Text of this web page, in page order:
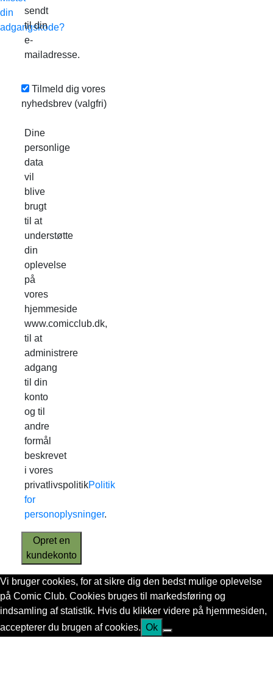
din
adgangskode?
sendt
til din
e-
mailadresse.
Tilmeld dig vores
nyhedsbrev (valgfri)
Dine
personlige
data
vil
blive
brugt
til at
understøtte
din
oplevelse
på
vores
hjemmeside
www.comicclub.dk,
til at
administrere
adgang
til din
konto
og til
andre
formål
beskrevet
i vores
privatlivspolitikPolitik
for
personoplysninger.
Opret en
kundekonto
Vi bruger cookies, for at sikre dig den bedst mulige oplevelse
på Comic Club. Cookies bruges til markedsføring og
indsamling af statistik. Hvis du klikker videre på hjemmesiden,
accepterer du brugen af cookies. Ok